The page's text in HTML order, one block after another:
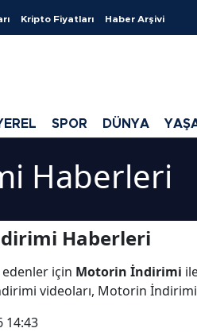
Kripto Fiyatları Haber Arşivi
SPOR DÜNYA
Haberleri
Haberleri
için Motorin İndirimi
videoları, Motorin
14:43